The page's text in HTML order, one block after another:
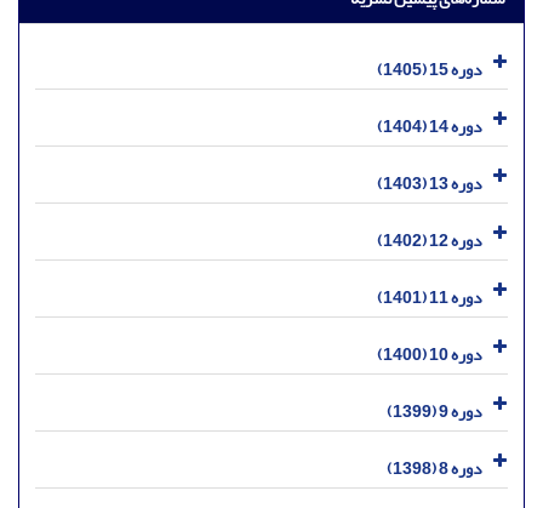
دوره 15 (1405)
دوره 14 (1404)
دوره 13 (1403)
دوره 12 (1402)
دوره 11 (1401)
دوره 10 (1400)
دوره 9 (1399)
دوره 8 (1398)